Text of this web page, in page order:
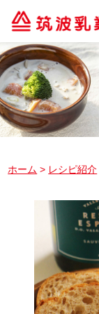
ホーム > レシピ紹介